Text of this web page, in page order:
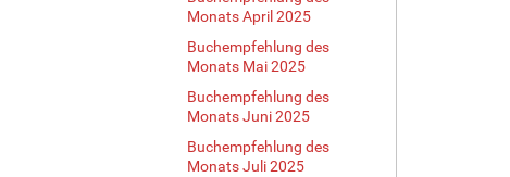
Monats April 2025
Buchempfehlung des
Monats Mai 2025
Buchempfehlung des
Monats Juni 2025
Buchempfehlung des
Monats Juli 2025